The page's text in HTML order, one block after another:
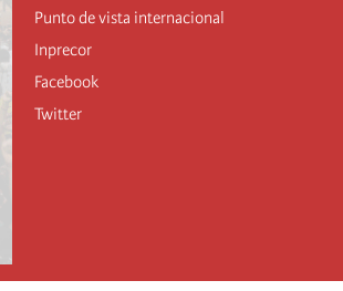
Punto de vista internacional
Inprecor
Facebook
Twitter